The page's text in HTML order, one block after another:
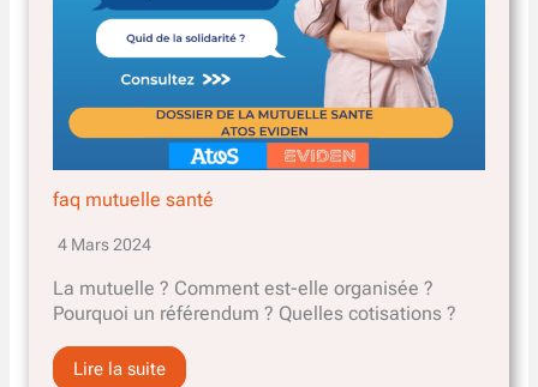
faq mutuelle santé
4 Mars 2024
La mutuelle ? Comment est-elle organisée ?
Pourquoi un référendum ? Quelles cotisations ?
Lire la suite